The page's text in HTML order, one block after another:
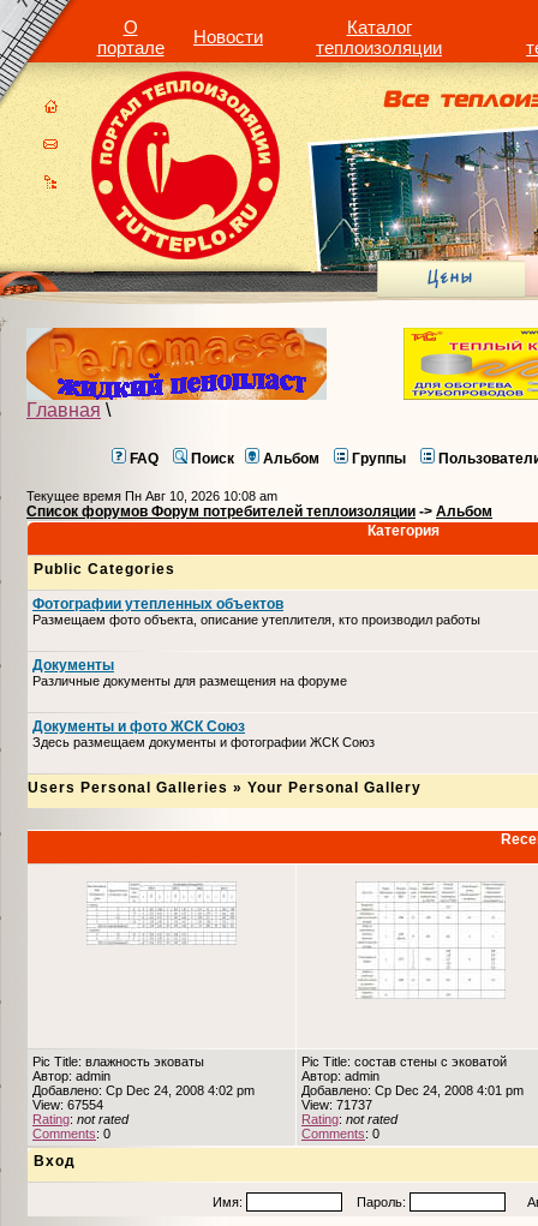
О
портале
Новости
Каталог
теплоизоляции
Главная \
FAQ Поиск Альбом Группы
Текущее время Пн Авг 10, 2026 10:08 am
Список форумов Форум потребителей теплоизоляции -> Альбом
Категория
Public Categories
Фотографии утепленных объектов
Размещаем фото объекта, описание утеплителя, кто производил работы
Документы
Различные документы для размещения на форуме
Документы и фото ЖСК Союз
Здесь размещаем документы и фотографии ЖСК Союз
Users Personal Galleries » Your Personal Gallery
Pic Title: влажность эковаты
Автор: admin
Добавлено: Ср Dec 24, 2008 4:02 pm
View: 67554
Rating: not rated
Comments: 0
Pic Title: состав стены с эковатой
Автор: admin
Добавлено: Ср Dec 24, 2008 4:01 pm
View: 71737
Rating: not rated
Comments: 0
Вход
Имя: Пароль: